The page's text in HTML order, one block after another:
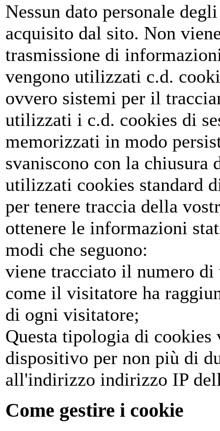
Nessun dato personale
acquisito dal sito. Non
trasmissione di
vengono utilizzati c.d.
ovvero sistemi per il
utilizzati i c.d. cookies di
memorizzati in modo
svaniscono con la chiusura
utilizzati cookies standard
per tenere traccia della
ottenere le informazioni
modi che seguono:
viene tracciato il numero
come il visitatore ha
di ogni visitatore;
Questa tipologia di
dispositivo per non più di
all'indirizzo indirizzo IP
Come gestire i cookie